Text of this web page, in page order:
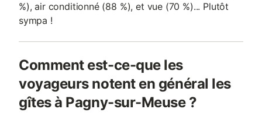
%), air conditionné (88 %), et vue (70 %)... Plutôt
sympa !
Comment est-ce-que les
voyageurs notent en général les
gîtes à Pagny-sur-Meuse ?